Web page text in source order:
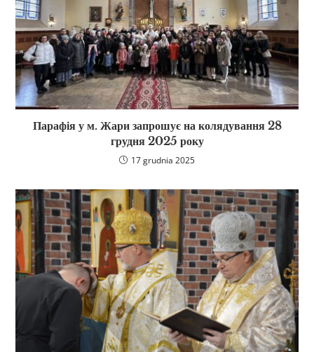
Парафія у м. Жари запрошує на колядування 28
грудня 2025 року
17 grudnia 2025